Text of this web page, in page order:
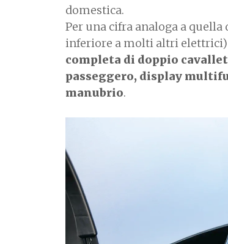
domestica.
Per una cifra analoga a
inferiore a molti altri elettrici)
completa di doppio
passeggero, display
manubrio.